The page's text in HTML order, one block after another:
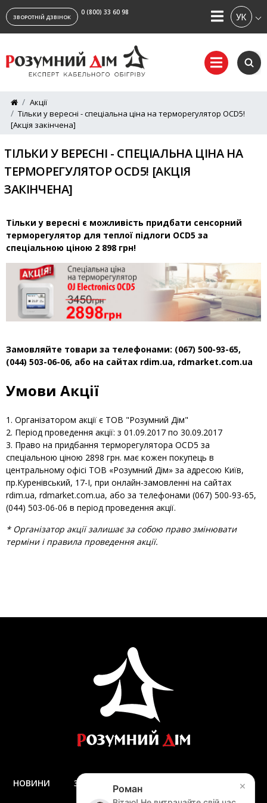
ЗВОРОТНІЙ ДЗВІНОК
0 (800) 33 60 98
Акції
Тільки у вересні - спеціальна ціна на терморегулятор OCD5!
[Акція закінчена]
ТІЛЬКИ У ВЕРЕСНІ - СПЕЦІАЛЬНА ЦІНА НА
ТЕРМОРЕГУЛЯТОР OCD5! [АКЦІЯ
ЗАКІНЧЕНА]
Тільки у вересні є можливість придбати сенсорний
терморегулятор для теплої підлоги OCD5 за
спеціальною ціною 2 898 грн!
Замовляйте товари за телефонами: (067) 500-93-65,
(044) 503-06-06, або на сайтах rdim.ua, rdmarket.com.ua
Умови Акції
Організатором акції є ТОВ "Розумний Дім"
Період проведення акції: з 01.09.2017 по 30.09.2017
Право на придбання терморегулятора OCD5 за
спеціальною ціною 2898 грн. має кожен покупець в
центральному офісі ТОВ «Розумний Дім» за адресою Київ,
пр.Куренівський, 17-І, при онлайн-замовленні на сайтах
rdim.ua, rdmarket.com.ua, або за телефонами (067) 500-93-65,
(044) 503-06-06 в період проведення акції.
* Організатор акції залишає за собою право змінювати
терміни і правила проведення акції.
НОВИНИ ЗАПИТАННЯ ТА ВІДПОВІДІ
ДОСТАВКА
ЗАМІР
Роман ×